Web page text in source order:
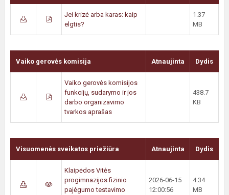
Jei krizė arba karas: kaip
elgtis?
1.37
MB
Vaiko gerovės komisija Atnaujinta Dydis
Vaiko gerovės komisijos
funkcijų, sudarymo ir jos
darbo organizavimo
tvarkos aprašas
438.7
KB
Visuomenės sveikatos priežiūra Atnaujinta Dydis
Klaipėdos Vitės
progimnazijos fizinio
pajėgumo testavimo
2026-06-15
12:00:56
4.34
MB